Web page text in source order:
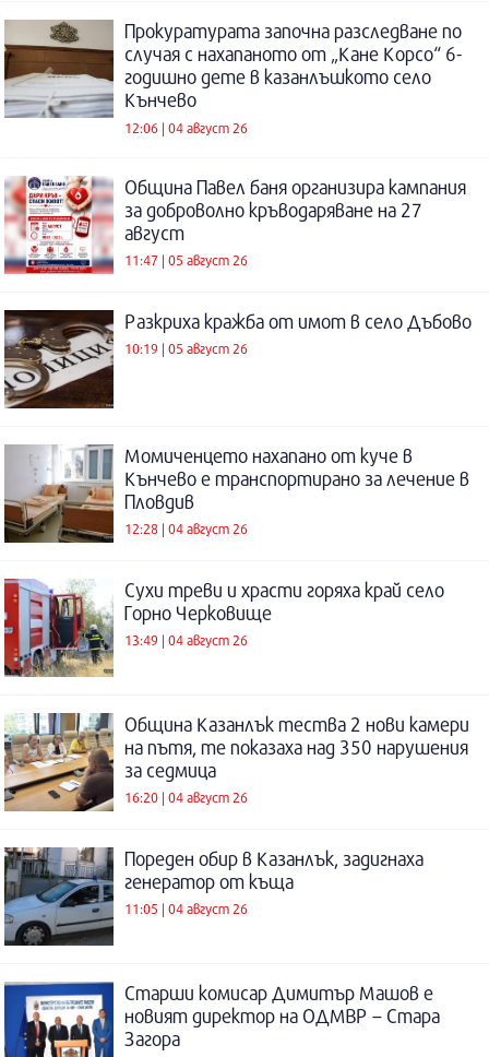
Прокуратурата започна разследване по
случая с нахапаното от „Кане Корсо“ 6-
годишно дете в казанлъшкото село
Кънчево
12:06 | 04 август 26
Община Павел баня организира кампания
за доброволно кръводаряване на 27
август
11:47 | 05 август 26
Разкриха кражба от имот в село Дъбово
10:19 | 05 август 26
Момиченцето нахапано от куче в
Кънчево е транспортирано за лечение в
Пловдив
12:28 | 04 август 26
Сухи треви и храсти горяха край село
Горно Черковище
13:49 | 04 август 26
Община Казанлък тества 2 нови камери
на пътя, те показаха над 350 нарушения
за седмица
16:20 | 04 август 26
Пореден обир в Казанлък, задигнаха
генератор от къща
11:05 | 04 август 26
Старши комисар Димитър Машов е
новият директор на ОДМВР – Стара
Загора